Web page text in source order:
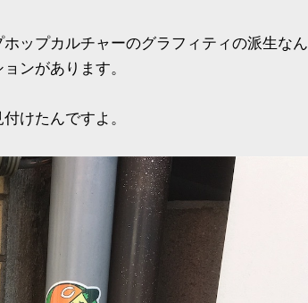
ップカルチャーのグラフィティの派生なん
ンがあります。
けたんですよ。